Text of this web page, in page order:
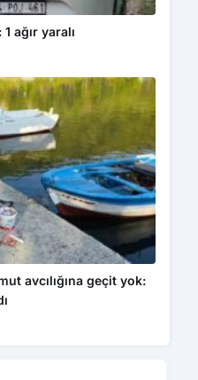
ağır yaralı
avcılığına geçit yok: